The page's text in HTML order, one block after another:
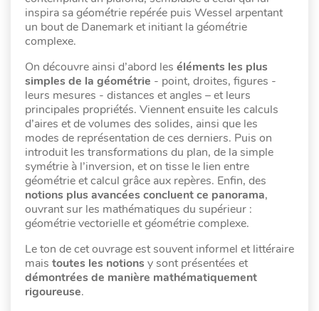
inspira sa géométrie repérée puis Wessel arpentant
un bout de Danemark et initiant la géométrie
complexe.
On découvre ainsi d’abord les éléments les plus
simples de la géométrie - point, droites, figures -
leurs mesures - distances et angles – et leurs
principales propriétés. Viennent ensuite les calculs
d’aires et de volumes des solides, ainsi que les
modes de représentation de ces derniers. Puis on
introduit les transformations du plan, de la simple
symétrie à l’inversion, et on tisse le lien entre
géométrie et calcul grâce aux repères. Enfin, des
notions plus avancées concluent ce panorama,
ouvrant sur les mathématiques du supérieur :
géométrie vectorielle et géométrie complexe.
Le ton de cet ouvrage est souvent informel et littéraire
mais toutes les notions y sont présentées et
démontrées de manière mathématiquement
rigoureuse.